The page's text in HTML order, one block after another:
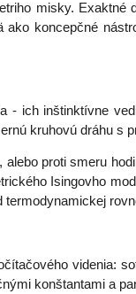
misky. Exaktné
koncepčné
- ich inštinktívne
kruhovú dráhu s
proti smeru
Isingovho
termodynamickej
videnia:
konštantami a